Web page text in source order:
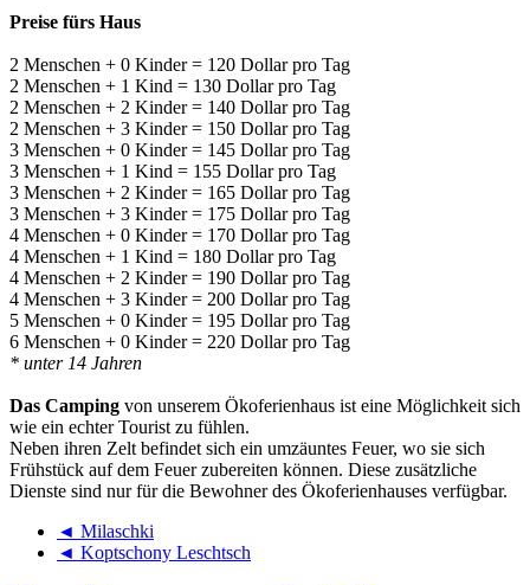
Preise fürs Haus
2 Menschen + 0 Kinder = 120 Dollar pro Tag
2 Menschen + 1 Kind = 130 Dollar pro Tag
2 Menschen + 2 Kinder = 140 Dollar pro Tag
2 Menschen + 3 Kinder = 150 Dollar pro Tag
3 Menschen + 0 Kinder = 145 Dollar pro Tag
3 Menschen + 1 Kind = 155 Dollar pro Tag
3 Menschen + 2 Kinder = 165 Dollar pro Tag
3 Menschen + 3 Kinder = 175 Dollar pro Tag
4 Menschen + 0 Kinder = 170 Dollar pro Tag
4 Menschen + 1 Kind = 180 Dollar pro Tag
4 Menschen + 2 Kinder = 190 Dollar pro Tag
4 Menschen + 3 Kinder = 200 Dollar pro Tag
5 Menschen + 0 Kinder = 195 Dollar pro Tag
6 Menschen + 0 Kinder = 220 Dollar pro Tag
* unter 14 Jahren
Das Camping von unserem Ökoferienhaus ist eine Möglichkeit sich
wie ein echter Tourist zu fühlen.
Neben ihren Zelt befindet sich ein umzäuntes Feuer, wo sie sich
Frühstück auf dem Feuer zubereiten können. Diese zusätzliche
Dienste sind nur für die Bewohner des Ökoferienhauses verfügbar.
◄ Milaschki
◄ Koptschony Leschtsch